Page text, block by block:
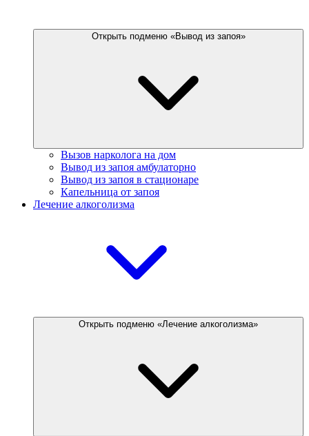
Открыть подменю «Вывод из запоя»
Вызов нарколога на дом
Вывод из запоя амбулаторно
Вывод из запоя в стационаре
Капельница от запоя
Лечение алкоголизма
Открыть подменю «Лечение алкоголизма»